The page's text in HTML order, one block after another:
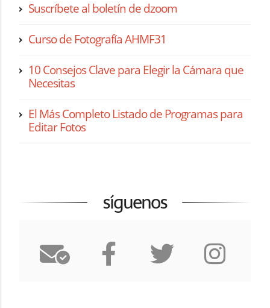
Suscríbete al boletín de dzoom
Curso de Fotografía AHMF31
10 Consejos Clave para Elegir la Cámara que
Necesitas
El Más Completo Listado de Programas para
Editar Fotos
síguenos